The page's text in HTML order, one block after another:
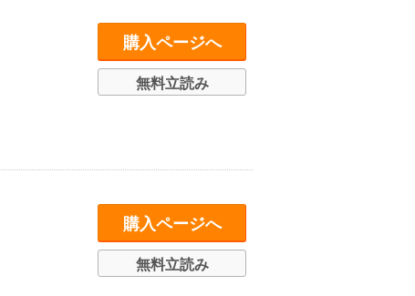
購入ページへ
無料立読み
購入ページへ
無料立読み